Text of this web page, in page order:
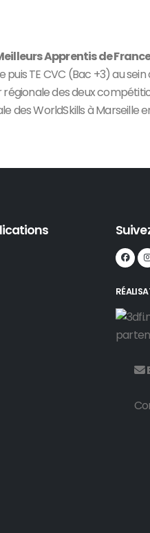
Apprentis de
TE CVC (Bac +3) au
des deux
des WorldSkills à Marseille